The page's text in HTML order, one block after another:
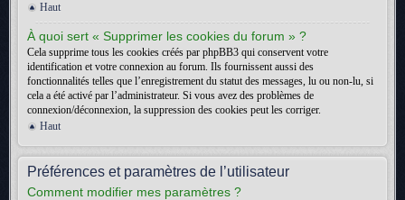
Haut
À quoi sert « Supprimer les cookies du forum » ?
Cela supprime tous les cookies créés par phpBB3 qui conservent votre
identification et votre connexion au forum. Ils fournissent aussi des
fonctionnalités telles que l’enregistrement du statut des messages, lu ou non-lu, si
cela a été activé par l’administrateur. Si vous avez des problèmes de
connexion/déconnexion, la suppression des cookies peut les corriger.
Haut
Préférences et paramètres de l’utilisateur
Comment modifier mes paramètres ?